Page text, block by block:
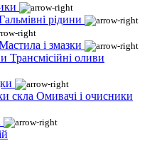
рідини
і змазки
Трансмісійні оливи
Омивачі і очисники